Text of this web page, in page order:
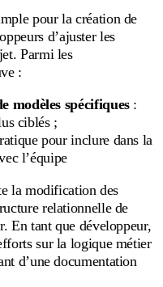
pour la création de
d’ajuster les
Parmi les
:
modèles spécifiques:
ciblés ;
pour inclure dans la
l’équipe
la modification des
relationnelle de
En tant que développeur,
sur la logique métier
d’une documentation